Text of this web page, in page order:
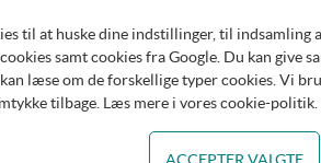
produktionsmetoder den
laserskæreanlæg. Efter en
ydelse med den laveste
blev produceret for
til at huske dine indstillinger, til indsamling
samt cookies fra Google. Du kan give
læse om de forskellige typer cookies. Vi
tilbage. Læs mere i vores cookie-politik